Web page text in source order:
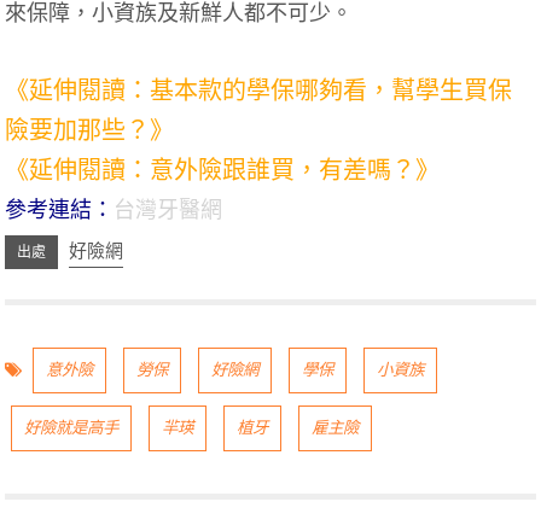
來保障，小資族及新鮮人都不可少。
《延伸閱讀：基本款的學保哪夠看，幫學生買保
險要加那些？》
《延伸閱讀：意外險跟誰買，有差嗎？》
參考連結： 台灣牙醫網
好險網
意外險 勞保 好險網 學保 小資族
好險就是高手 羋瑛 植牙 雇主險